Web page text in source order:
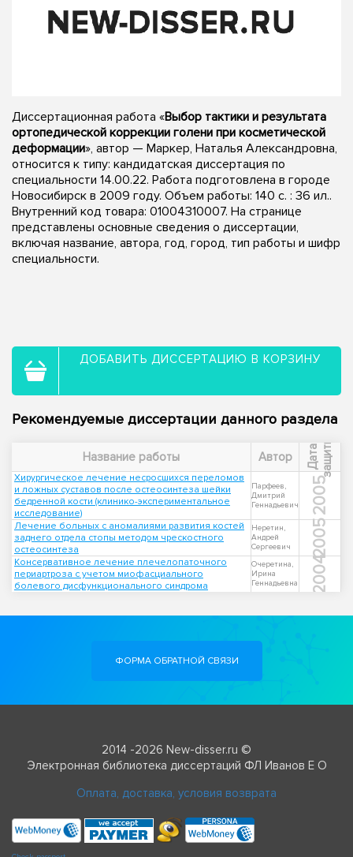
Диссертационная работа «Выбор тактики и результата
ортопедической коррекции голени при косметической
деформации», автор — Маркер, Наталья Александровна,
относится к типу: кандидатская диссертация по
специальности 14.00.22. Работа подготовлена в городе
Новосибирск в 2009 году. Объем работы: 140 с. : 36 ил..
Внутренний код товара: 01004310007. На странице
представлены основные сведения о диссертации,
включая название, автора, год, город, тип работы и шифр
специальности.
ДОБАВИТЬ ДИССЕРТАЦИЮ В КОРЗИНУ
Рекомендуемые диссертации данного раздела
Название работы Автор Д
а
т
а
з
а
щ
и
т ы
Хирургическое лечение несросшихся переломов
и ложных суставов после остеосинтеза шейки
бедренной кости (клинико-экспериментальное
исследование)
Парфеев,
Дмитрий
Геннадьевич
2005
Лечение больных с аномалиями развития костей
заднего отдела стопы методом чрескостного
остеосинтеза
Неретин,
Андрей
Сергеевич
2005
Консервативное лечение плечелопаточного
периартроза с учетом миофасциального
болевого дисфункционального синдрома
Очеретина,
Ирина
Геннадьевна
2004
ФОРМА ОБРАТНОЙ СВЯЗИ
2014 -2026 New-disser.ru ©
Электронная библиотека диссертаций ФЛ Иванов Е О
Оплата, доставка, условия возврата